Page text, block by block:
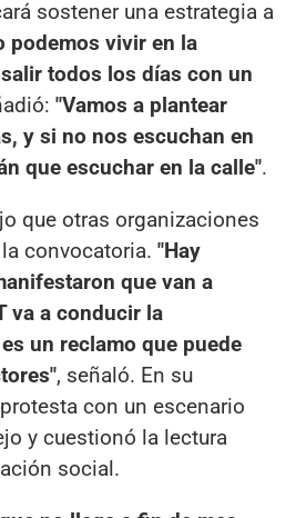
sostener una estrategia a
podemos vivir en la
todos los días con un
"Vamos a plantear
y si no nos escuchan en
que escuchar en la calle".
que otras organizaciones
convocatoria. "Hay
que van a
va a conducir la
un reclamo que puede
, señaló. En su
con un escenario
y cuestionó la lectura
social.